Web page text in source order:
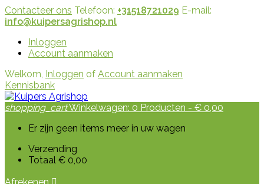
Contacteer ons Telefoon: +31518721029 E-mail:
info@kuipersagrishop.nl
Inloggen
Account aanmaken
Welkom, Inloggen of Account aanmaken
Kennisbank
shopping_cartWinkelwagen: 0 Producten - € 0,00
Er zijn geen items meer in uw wagen
Verzending
Totaal € 0,00